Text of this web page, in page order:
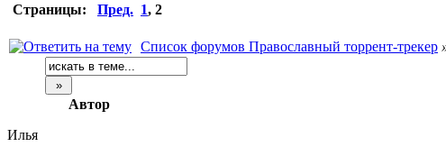
Страницы: Пред. 1, 2
Список форумов Православный торрент-трекер
Автор
Илья